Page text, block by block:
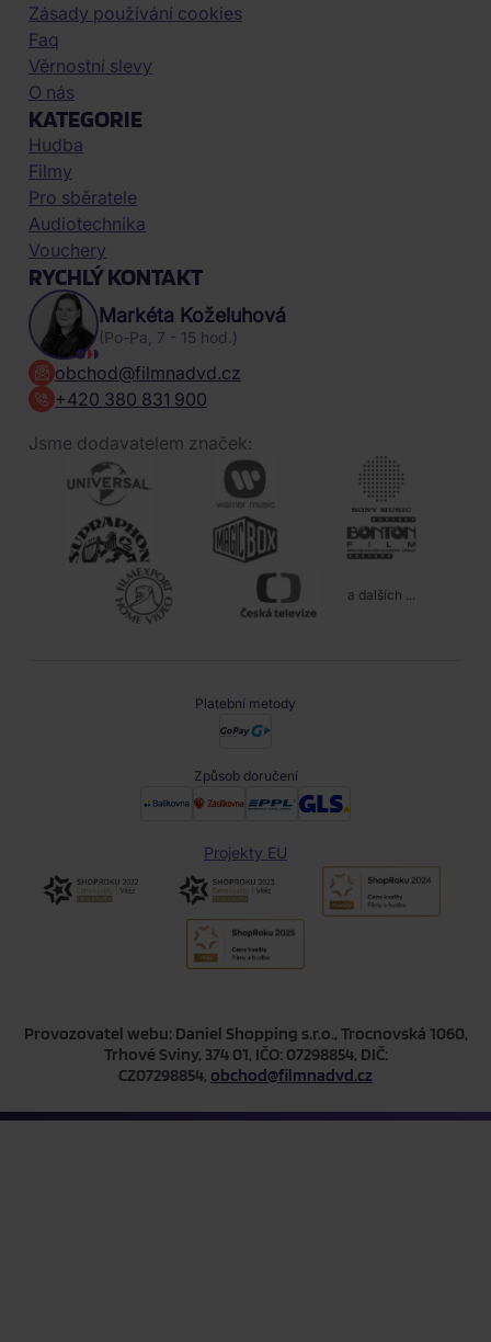
Zásady používání cookies
Faq
Věrnostní slevy
O nás
KATEGORIE
Hudba
Filmy
Pro sběratele
Audiotechnika
Vouchery
RYCHLÝ KONTAKT
Markéta Koželuhová
(Po-Pa, 7 - 15 hod.)
obchod@filmnadvd.cz
+420 380 831 900
Jsme dodavatelem značek:
a dalších ...
Platební metody
Způsob doručení
Projekty EU
Provozovatel webu: Daniel Shopping s.r.o., Trocnovská 1060,
Trhové Sviny, 374 01, IČO: 07298854, DIČ:
CZ07298854, obchod@filmnadvd.cz